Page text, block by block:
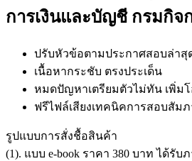
การเงินและบัญชี กรมกิจ
ปรับหัวข้อตามประกาศสอบล่าสุ
เนื้อหากระชับ ตรงประเด็น
หมดปัญหาเตรียมตัวไม่ทัน เพิ่ม
ฟรีไฟล์เสียงเทคนิคการสอบสัม
รูปแบบการสั่งชื้อสินค้า
(1). แบบ e-book ราคา 380 บาท ได้รับ